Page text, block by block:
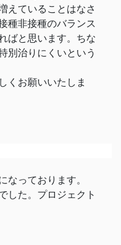
えていることはなさ
種非接種のバランス
ばと思います。ちな
別治りにくいという
くお願いいたしま
なっております。
した。プロジェクト